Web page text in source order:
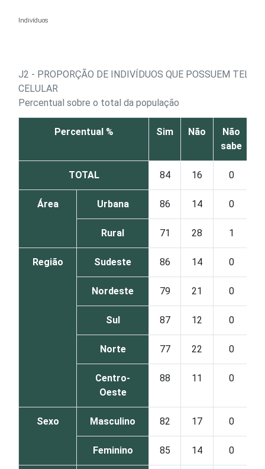
Indivíduos
J2 - PROPORÇÃO DE INDIVÍDUOS QUE POSSUEM
CELULAR
Percentual sobre o total da população
Percentual % Sim Não
Não
sabe
TOTAL 84 16 0
Área Urbana 86 14 0
Rural 71 28 1
Região Sudeste 86 14 0
Nordeste 79 21 0
Sul 87 12 0
Norte 77 22 0
Centro-
Oeste
88 11 0
Sexo Masculino 82 17 0
Feminino 85 14 0